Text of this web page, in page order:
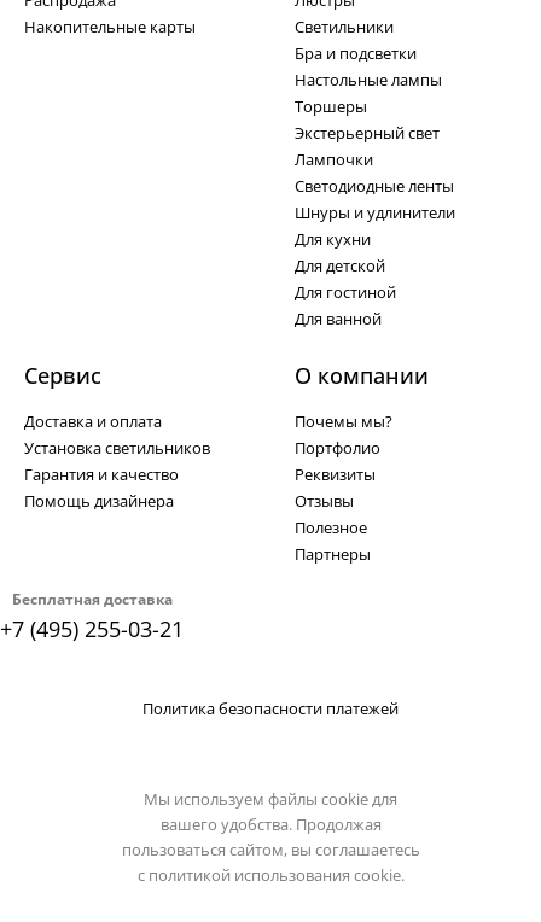
Бесплатная доставка
+7 (495) 255-03-21
Накопительные карты
Светильники
Бра и подсветки
Настольные лампы
Торшеры
Экстерьерный свет
Лампочки
Светодиодные ленты
Шнуры и удлинители
Для кухни
Для детской
Для гостиной
Для ванной
Сервис
Доставка и оплата
Установка светильников
Гарантия и качество
Помощь дизайнера
О компании
Почемы мы?
Портфолио
Реквизиты
Отзывы
Полезное
Партнеры
Политика безопасности платежей
Мы используем файлы cookie для
вашего удобства. Продолжая
пользоваться сайтом, вы соглашаетесь
с политикой использования cookie.